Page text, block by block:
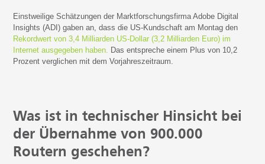
Einstweilige Schätzungen der Marktforschungsfirma Adobe Digital
Insights (ADI) gaben an, dass die US-Kundschaft am Montag den
Rekordwert von 3,4 Milliarden US-Dollar (3,2 Milliarden Euro) im
Internet ausgegeben haben. Das entspreche einem Plus von 10,2
Prozent verglichen mit dem Vorjahreszeitraum.
Was ist in technischer Hinsicht bei
der Übernahme von 900.000
Routern geschehen?